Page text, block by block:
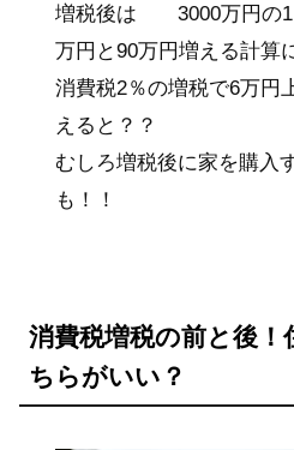
増税後は 3000万円の1
万円と90万円増える計算
消費税2％の増税で6万円
えると？？
むしろ増税後に家を購入
も！！
消費税増税の前と後
ちらがいい？